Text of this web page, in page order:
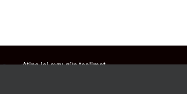
Atina içi aynı gün teslimat